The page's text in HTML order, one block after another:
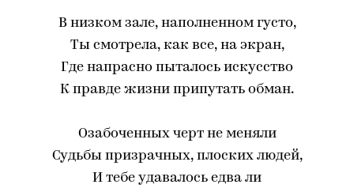
В низком зале, наполненном густо,
Ты смотрела, как все, на экран,
Где напрасно пыталось искусство
К правде жизни припутать обман.
Озабоченных черт не меняли
Судьбы призрачных, плоских людей,
И тебе удавалось едва ли